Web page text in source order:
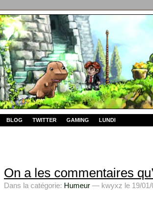
BLOG TWITTER GAMING LUNDI
On a les commentaires
Dans la catégorie: Humeur — kwyxz le 19/01/